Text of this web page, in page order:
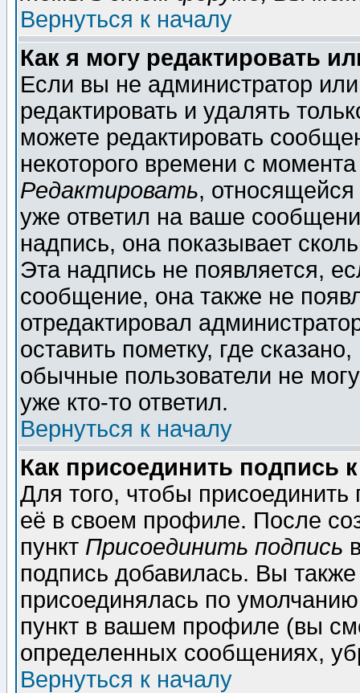
Вернуться к началу
Как я могу редактировать
Если вы не администратор
редактировать и удалять
можете редактировать
некоторого времени с
Редактировать,
уже ответил на ваше
надпись, она показывает
Эта надпись не появляется,
сообщение, она также не
отредактировал
оставить пометку, где
обычные пользователи не
уже кто-то ответил.
Вернуться к началу
Как присоединить подпись
Для того, чтобы
её в своем профиле. После
пункт Присоединить подпись
подпись добавилась. Вы
присоединялась по
пункт в вашем профиле (вы
определенных сообщениях,
Вернуться к началу